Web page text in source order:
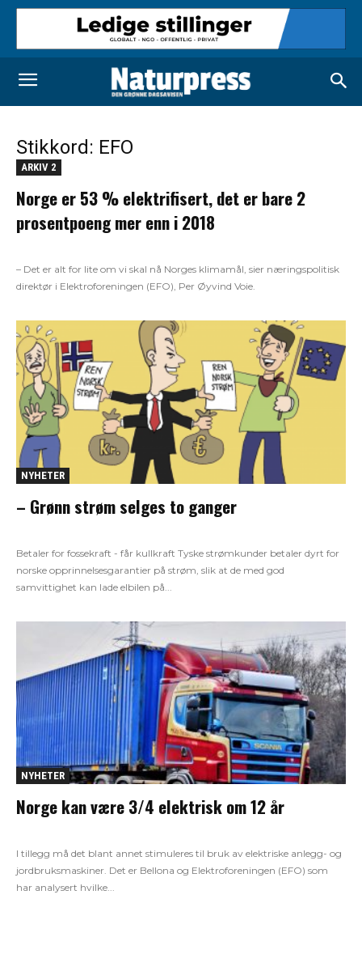
Stikkord: EFO
ARKIV 2
Norge er 53 % elektrifisert, det er bare 2
prosentpoeng mer enn i 2018
– Det er alt for lite om vi skal nå Norges klimamål, sier næringspolitisk
direktør i Elektroforeningen (EFO), Per Øyvind Voie.
NYHETER
– Grønn strøm selges to ganger
Betaler for fossekraft - får kullkraft Tyske strømkunder betaler dyrt for
norske opprinnelsesgarantier på strøm, slik at de med god
samvittighet kan lade elbilen på...
NYHETER
Norge kan være 3/4 elektrisk om 12 år
I tillegg må det blant annet stimuleres til bruk av elektriske anlegg- og
jordbruksmaskiner. Det er Bellona og Elektroforeningen (EFO) som
har analysert hvilke...